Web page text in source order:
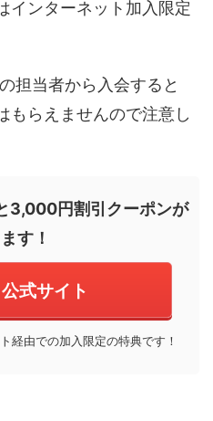
インターネット加入限定
担当者から入会すると
もらえませんので注意し
3,000円割引クーポンが
す！
式サイト
経由での加入限定の特典です！